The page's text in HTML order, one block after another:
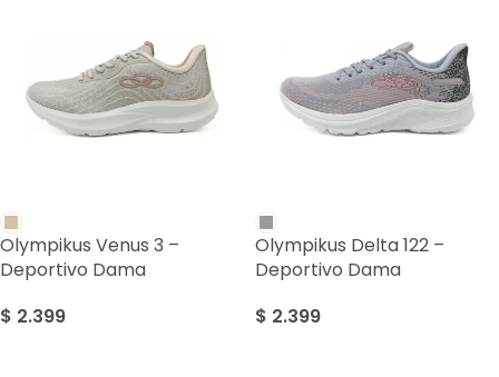
Olympikus Venus 3 –
Deportivo Dama
$ 2.399
Olympikus Delta 122 –
Deportivo Dama
$ 2.399